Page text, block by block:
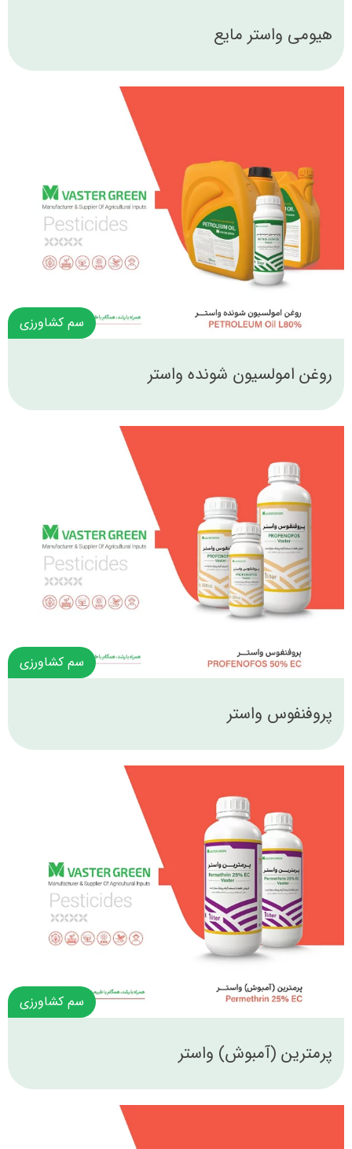
هیومی واستر مایع
سم کشاورزی
روغن امولسیون شونده واستر
سم کشاورزی
پروفنفوس واستر
سم کشاورزی
پرمترین (آمبوش) واستر